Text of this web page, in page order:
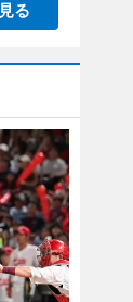
る